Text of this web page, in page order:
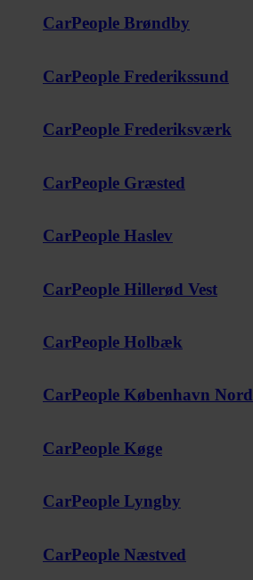
CarPeople Brøndby
CarPeople Frederikssund
CarPeople Frederiksværk
CarPeople Græsted
CarPeople Haslev
CarPeople Hillerød Vest
CarPeople Holbæk
CarPeople København Nord
CarPeople Køge
CarPeople Lyngby
CarPeople Næstved